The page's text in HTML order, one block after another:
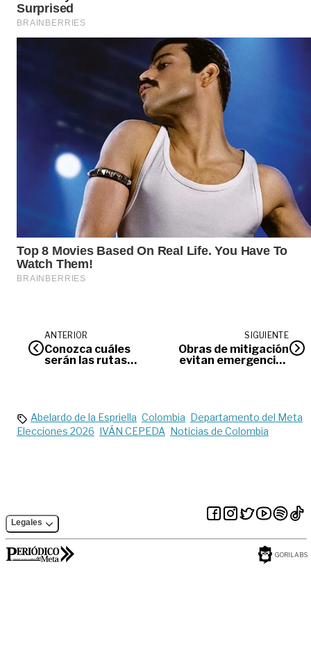
ANTERIOR
Conozca cuáles
serán las rutas
SIGUIENTE
Obras de mitigación
evitan emergencias
Abelardo de la Espriella Colombia Departamento del Meta
Elecciones 2026 IVÁN CEPEDA Noticias de Colombia
Legales
GORILABS